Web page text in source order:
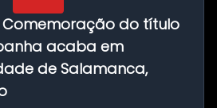
Comemoração do título
acaba em
de Salamanca,